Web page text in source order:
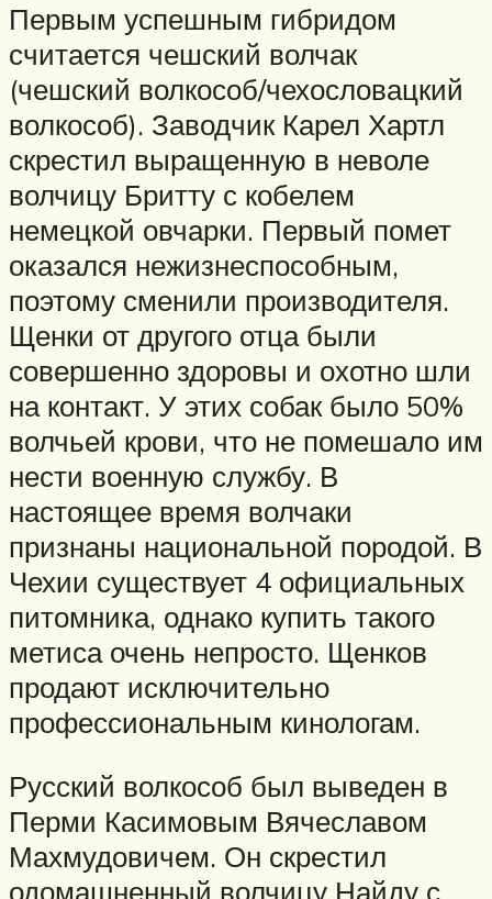
Первым успешным гибридом
считается чешский волчак
(чешский волкособ/чехословацкий
волкособ). Заводчик Карел Хартл
скрестил выращенную в неволе
волчицу Бритту с кобелем
немецкой овчарки. Первый помет
оказался нежизнеспособным,
поэтому сменили производителя.
Щенки от другого отца были
совершенно здоровы и охотно шли
на контакт. У этих собак было 50%
волчьей крови, что не помешало им
нести военную службу. В
настоящее время волчаки
признаны национальной породой. В
Чехии существует 4 официальных
питомника, однако купить такого
метиса очень непросто. Щенков
продают исключительно
профессиональным кинологам.
Русский волкособ был выведен в
Перми Касимовым Вячеславом
Махмудовичем. Он скрестил
одомашненный волчицу Найду с